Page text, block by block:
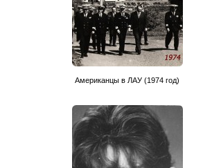
Американцы в ЛАУ (1974 год)